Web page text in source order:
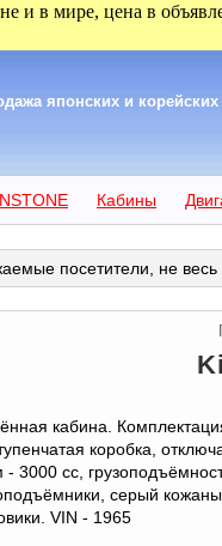
и в мире, цена в
японских и
Кабины
посетители, не
кабина.
коробка,
3000 сс,
серый
VIN - 1965